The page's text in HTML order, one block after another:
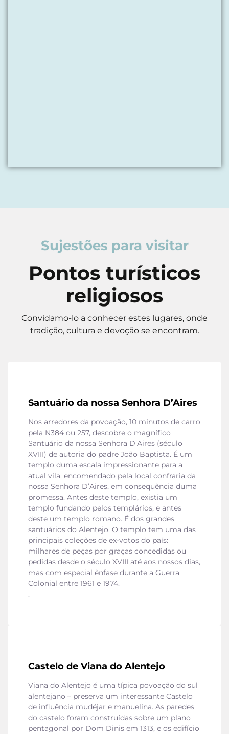
Sujestões para visitar
Pontos turísticos
religiosos
Convidamo-lo a conhecer estes lugares, onde
tradição, cultura e devoção se encontram.
Santuário da nossa Senhora D’Aires
Nos arredores da povoação, 10 minutos de carro
pela N384 ou 257, descobre o magnífico
Santuário da nossa Senhora D’Aires (século
XVIII) de autoria do padre João Baptista. É um
templo duma escala impressionante para a
atual vila, encomendado pela local confraria da
nossa Senhora D’Aires, em consequência duma
promessa. Antes deste templo, existia um
templo fundando pelos templários, e antes
deste um templo romano. É dos grandes
santuários do Alentejo. O templo tem uma das
principais coleções de ex-votos do país:
milhares de peças por graças concedidas ou
pedidas desde o século XVIII até aos nossos dias,
mas com especial ênfase durante a Guerra
Colonial entre 1961 e 1974.
.
Castelo de Viana do Alentejo
Viana do Alentejo é uma típica povoação do sul
alentejano – preserva um interessante Castelo
de influência mudéjar e manuelina. As paredes
do castelo foram construídas sobre um plano
pentagonal por Dom Dinis em 1313, e os edifício